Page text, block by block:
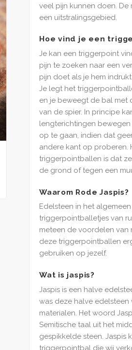
veel pijn kunnen doen.
een uitstralingsgebied.
Hoe vind je een
Je kan een triggerpoint
pijn te zoeken naar een
pijn doet als je hem
Je legt het
en je beweegt de bal met
van de spier. In principe
lengterichtingen
op te gaan, indien dat
andere kant op proberen.
triggerpointballen is dat
de grond of tegen een
Waarom Rode Jaspis?
Edelsteen in het
triggerpointballetjes van
meteen de voordelen van
deze triggerpointballen
gebruiken op jezelf.
Wat is jaspis?
Jaspis is een halve
was deze halve
materialen. Het woord
Semitische taal uit het
gespikkelde steen. Jaspis
triggerpointbal die wij